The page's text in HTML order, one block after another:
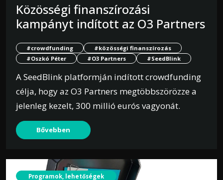
Közösségi finanszírozási
kampányt indított az O3 Partners
#crowdfunding
#közösségi finanszírozás
#Oszkó Péter
#O3 Partners #SeedBlink
A SeedBlink platformján indított crowdfunding
célja, hogy az O3 Partners megtöbbszörözze a
jelenleg kezelt, 300 millió eurós vagyonát.
Bővebben
Programok, lehetőségek